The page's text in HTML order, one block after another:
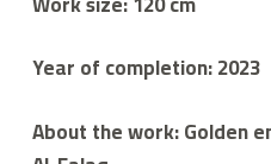
Year of completion: 2023
About the work: Golden